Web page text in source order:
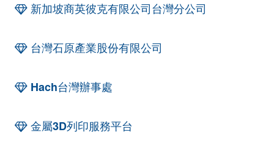
新加坡商英彼克有限公司台灣分公司
台灣石原產業股份有限公司
Hach台灣辦事處
金屬3D列印服務平台